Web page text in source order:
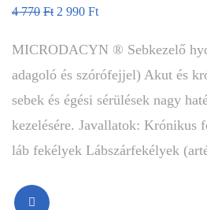
4 770 Ft 2 990 Ft
MICRODACYN ® Sebkezelő
adagoló és szórófejjel) Akut és
sebek és égési sérülések nagy
kezelésére. Javallatok: Krónikus
láb fekélyek Lábszárfekélyek